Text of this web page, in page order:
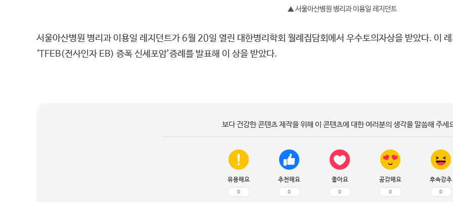
▲ 서울아산병원 병리과 이용일 레지던트
서울아산병원 병리과 이용일 레지던트가 6월 20일 열린 대한병리학회 월례집담회에서 우수토의자상을 받았다. 이
‘TFEB(전사인자 EB) 증폭 신세포암’증례를 발표해 이 상을 받았다.
보다 건강한 콘텐츠 제작을 위해 이 콘텐츠에 대한 여러분의 생각을 말씀해 주세
유용해요
0
추천해요
0
좋아요
0
공감해요
0
후속강추
0